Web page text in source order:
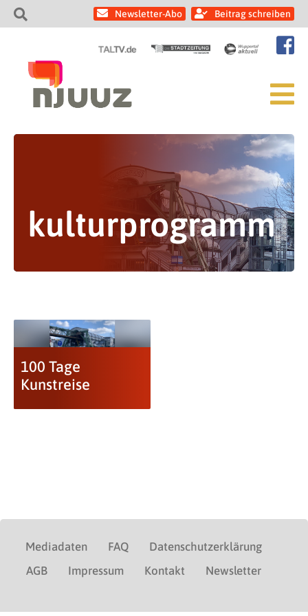
Newsletter-Abo Beitrag schreiben
kulturprogramm
100 Tage
Kunstreise
Mediadaten FAQ
Datenschutzerklärung
AGB
Impressum Kontakt Newsletter